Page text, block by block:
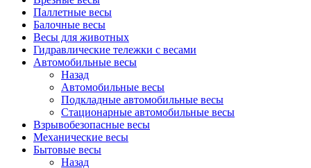
Паллетные весы
Балочные весы
Весы для животных
Гидравлические тележки с весами
Автомобильные весы
Назад
Автомобильные весы
Подкладные автомобильные весы
Стационарные автомобильные весы
Взрывобезопасные весы
Механические весы
Бытовые весы
Назад